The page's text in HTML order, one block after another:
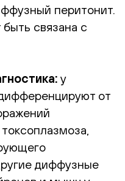
перитонит.
связана с
у
от
диффузные